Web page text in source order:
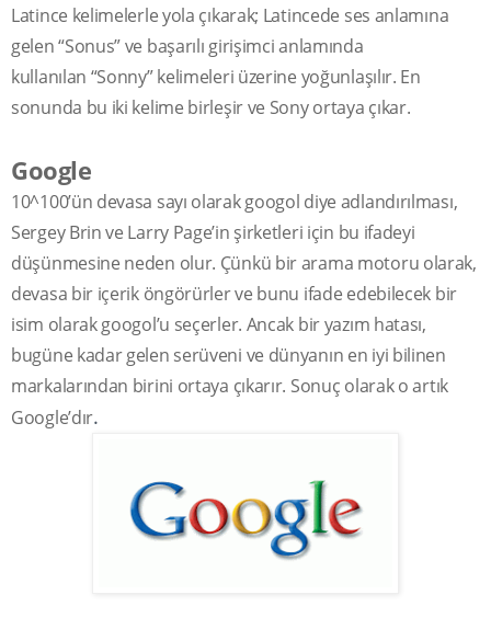
Latince kelimelerle yola çıkarak; Latincede ses anlamına
gelen “Sonus” ve başarılı girişimci anlamında
kullanılan “Sonny” kelimeleri üzerine yoğunlaşılır. En
sonunda bu iki kelime birleşir ve Sony ortaya çıkar.
Google
10^100’ün devasa sayı olarak googol diye adlandırılması,
Sergey Brin ve Larry Page’in şirketleri için bu ifadeyi
düşünmesine neden olur. Çünkü bir arama motoru olarak,
devasa bir içerik öngörürler ve bunu ifade edebilecek bir
isim olarak googol’u seçerler. Ancak bir yazım hatası,
bugüne kadar gelen serüveni ve dünyanın en iyi bilinen
markalarından birini ortaya çıkarır. Sonuç olarak o artık
Google’dır.